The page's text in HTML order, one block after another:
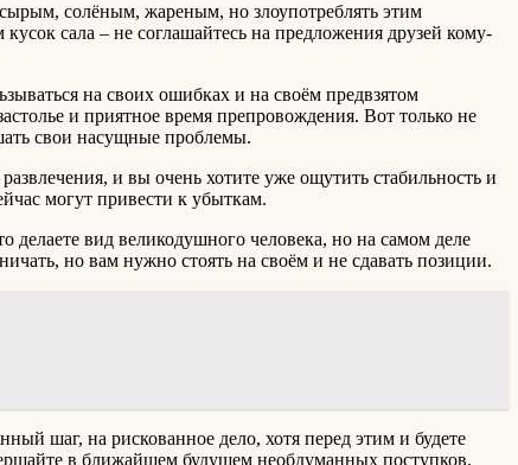
солёным, жареным, но злоупотреблять этим
сала – не соглашайтесь на предложения друзей кому-
на своих ошибках и на своём предвзятом
и приятное время препровождения. Вот только не
свои насущные проблемы.
и вы очень хотите уже ощутить стабильность и
могут привести к убыткам.
делаете вид великодушного человека, но на самом деле
но вам нужно стоять на своём и не сдавать позиции.
шаг, на рискованное дело, хотя перед этим и будете
в ближайшем будущем необдуманных поступков.